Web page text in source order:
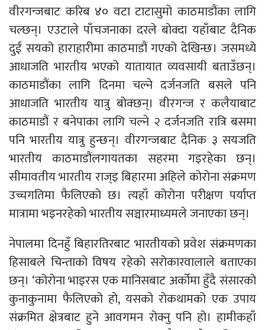
वीरगन्जबाट करिब ४० वटा टाटासुमो काठमाडौंका लागि
चल्छन्। एउटाले पाँचजनाका दरले बोक्दा यहाँबाट दैनिक
दुई सयको हाराहारीमा काठमाडौं गएको देखिन्छ। जसमध्ये
आधाजति भारतीय भएको यातायात व्यवसायी बताउँछन्।
काठमाडौंका लागि दिनमा चल्ने दर्जनजति बसले पनि
आधाजति भारतीय यात्रु बोक्छन्। वीरगन्ज र कलैयाबाट
काठमाडौं र बनेपाका लागि चल्ने २ दर्जनजति रात्रि बसमा
पनि भारतीय यात्रु हुन्छन्। वीरगन्जबाट दैनिक ३ सयजति
भारतीय काठमाडौंलगायतका सहरमा गइरहेका छन्।
सीमावतीय भारतीय राज्इ बिहारमा अहिले कोरोना संक्रमण
उच्चगतिमा फैलिएको छ। त्यहाँ कोरोना परीक्षण पर्याप्त
मात्रामा भइनरहेको भारतीय सञ्चारमाध्यमले जनाएका छन्।
नेपालमा दिनहुँ बिहारतिरबाट भारतीयको प्रवेश संक्रमणका
हिसाबले चिन्ताको विषय रहेको सरोकारवालाले बताएका
छन्। ‘कोरोना भाइरस एक मानिसबाट अर्कोमा हुँदै संसारको
कुनाकुनामा फैलिएको हो, यसको रोकथामको एक उपाय
संक्रमित क्षेत्रबाट हुने आवगमन रोक्नु पनि हो। हामीकहाँ